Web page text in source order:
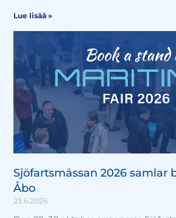
Lue lisää »
Sjöfartsmässan 2026 samlar
Åbo
23.6.2026